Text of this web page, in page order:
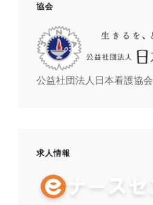
協会
公益社団法人日本看護協会
求人情報